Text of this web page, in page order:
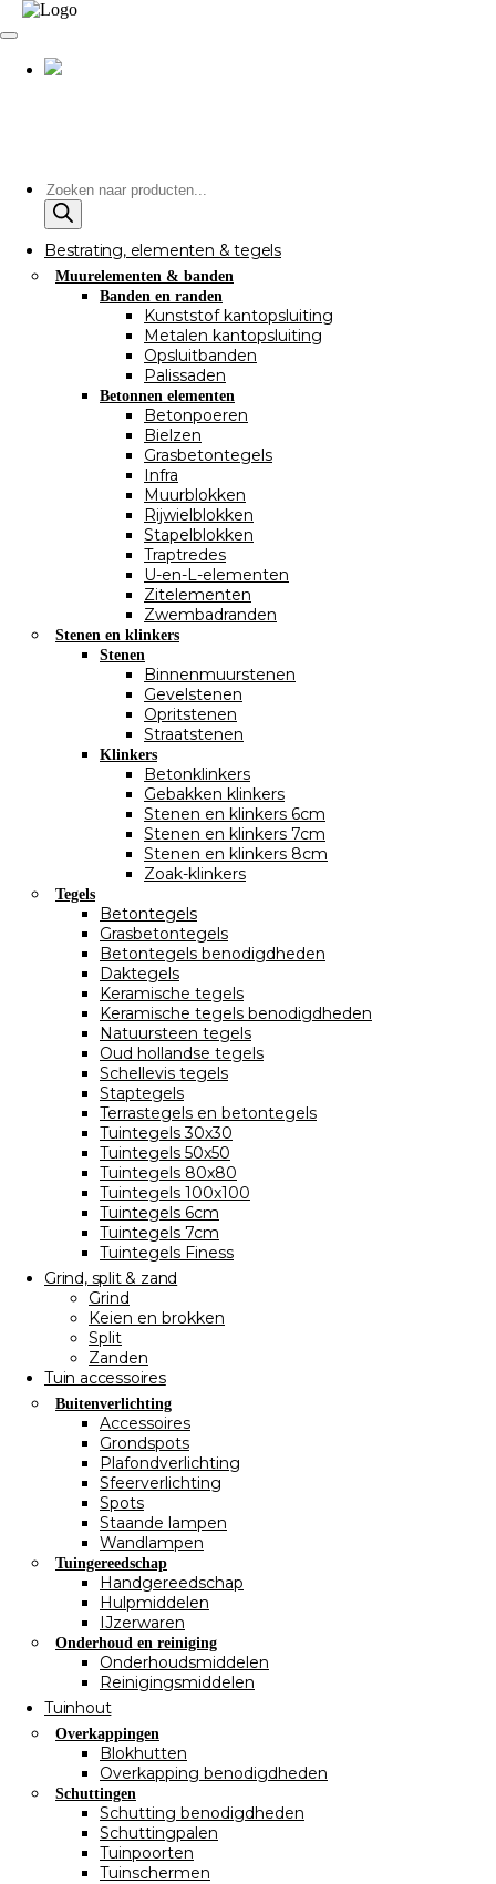
Producten
zoeken
Bestrating, elementen & tegels
Muurelementen & banden
Banden en randen
Kunststof kantopsluiting
Metalen kantopsluiting
Opsluitbanden
Palissaden
Betonnen elementen
Betonpoeren
Bielzen
Grasbetontegels
Infra
Muurblokken
Rijwielblokken
Stapelblokken
Traptredes
U-en-L-elementen
Zitelementen
Zwembadranden
Stenen en klinkers
Stenen
Binnenmuurstenen
Gevelstenen
Opritstenen
Straatstenen
Klinkers
Betonklinkers
Gebakken klinkers
Stenen en klinkers 6cm
Stenen en klinkers 7cm
Stenen en klinkers 8cm
Zoak-klinkers
Tegels
Betontegels
Grasbetontegels
Betontegels benodigdheden
Daktegels
Keramische tegels
Keramische tegels benodigdheden
Natuursteen tegels
Oud hollandse tegels
Schellevis tegels
Staptegels
Terrastegels en betontegels
Tuintegels 30x30
Tuintegels 50x50
Tuintegels 80x80
Tuintegels 100x100
Tuintegels 6cm
Tuintegels 7cm
Tuintegels Finess
Grind, split & zand
Grind
Keien en brokken
Split
Zanden
Tuin accessoires
Buitenverlichting
Accessoires
Grondspots
Plafondverlichting
Sfeerverlichting
Spots
Staande lampen
Wandlampen
Tuingereedschap
Handgereedschap
Hulpmiddelen
IJzerwaren
Onderhoud en reiniging
Onderhoudsmiddelen
Reinigingsmiddelen
Tuinhout
Overkappingen
Blokhutten
Overkapping benodigdheden
Schuttingen
Schutting benodigdheden
Schuttingpalen
Tuinpoorten
Tuinschermen